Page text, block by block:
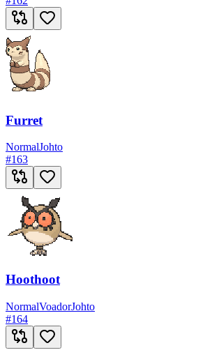
Furret
NormalJohto
#163
Hoothoot
NormalVoadorJohto
#164